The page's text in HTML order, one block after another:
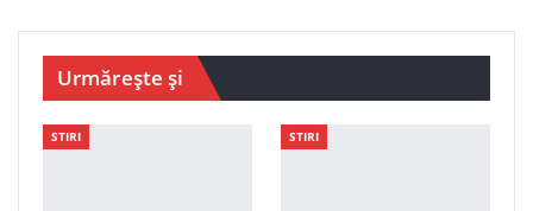
Urmărește și
STIRI STIRI